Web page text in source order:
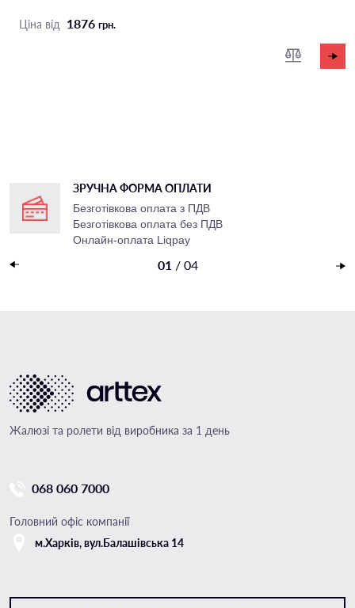
Ціна від 1876 грн.
ЗРУЧНА ФОРМА ОПЛАТИ
Безготівкова оплата з ПДВ
Безготівкова оплата без ПДВ
Онлайн-оплата Liqpay
01 / 04
Жалюзі та ролети від виробника за 1 день
068 060 7000
Головний офіс компанії
м.Харкiв, вул.Балашівська 14